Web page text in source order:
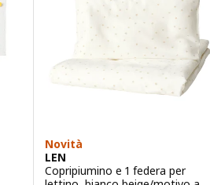
Novità
LEN
Copripiumino e 1 federa per